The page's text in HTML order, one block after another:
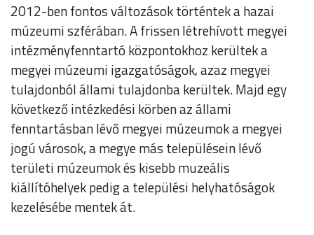
2012-ben fontos változások történtek a hazai
múzeumi szférában. A frissen létrehívott megyei
intézményfenntartó központokhoz kerültek a
megyei múzeumi igazgatóságok, azaz megyei
tulajdonból állami tulajdonba kerültek. Majd egy
következő intézkedési körben az állami
fenntartásban lévő megyei múzeumok a megyei
jogú városok, a megye más településein lévő
területi múzeumok és kisebb muzeális
kiállítóhelyek pedig a települési helyhatóságok
kezelésébe mentek át.